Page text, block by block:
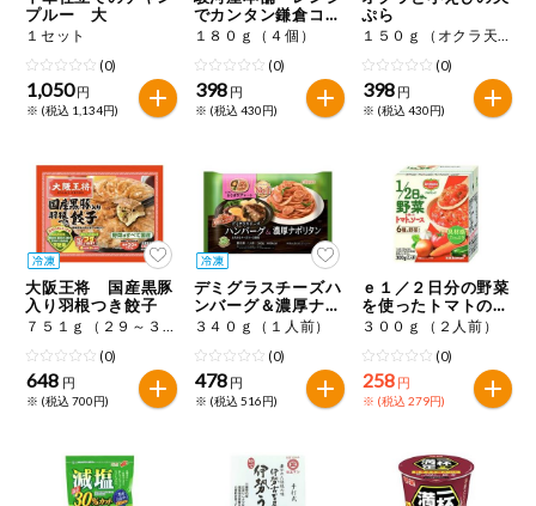
プルー 大
１セット
(0)
1,050 円
※ (税込 1,134円)
でカンタン鎌倉コロ
ッケ
１８０ｇ（４個）
(0)
398 円
※ (税込 430円)
ぷら
１５０ｇ（オクラ天９０ｇ、えび天６０ｇ）
(0)
398 円
※ (税込 430円)
大阪王将 国産黒豚
入り羽根つき餃子
７５１ｇ（２９～３１個、たれ２袋）
(0)
648 円
※ (税込 700円)
デミグラスチーズハ
ンバーグ＆濃厚ナポ
リタン
３４０ｇ（１人前）
(0)
478 円
※ (税込 516円)
ｅ１／２日分の野菜
を使ったトマトのソ
ース
３００ｇ（２人前）
(0)
258 円
※ (税込 279円)